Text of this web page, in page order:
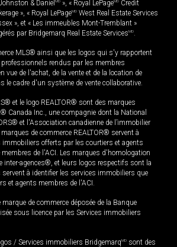
& Daniel MD », « Royal LePageMD Credit
», « Royal LePageMD West Real Estate Services
», et « Les immeubles Mont-Tremblant »
par Bridgemarq Real Estate ServicesMD.
MLS® ainsi que les logos qui s'y rapportent
rendus par les membres
vue de l'achat, de la vente et de la location de
le cadre d'un système de vente collaborative.
et le logo REALTOR® sont des marques
Canada Inc., une compagnie dont la National
et l'Association canadienne de l’immobilier
de commerce REALTOR® servent à
offerts par les courtiers et agents
de l'ACI. Les marques d'homologation
inter-agences®, et leurs logos respectifs sont la
servent à identifier les services immobiliers que
et agents membres de l'ACI.
marque de commerce déposée de la Banque
sous licence par les Services immobiliers
/ Services immobiliers BridgemarqMD sont des